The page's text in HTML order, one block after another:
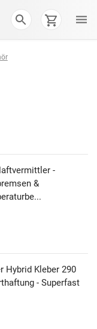
-
&
Hybrid Kleber 290
- Superfast